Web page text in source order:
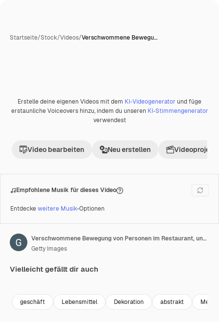
Startseite/Stock/Videos/Verschwommene Bewegu…
Premium
Erstelle deine eigenen Videos mit dem KI-Videogenerator und füge
erstaunliche Voiceovers hinzu, indem du unseren KI-Stimmengenerator
verwendest
Video bearbeiten Neu erstellen Videoprojekt
Empfohlene Musik für dieses Video
Entdeckeweitere Musik-Optionen
Verschwommene Bewegung von Personen im Restaurant, unscharfer Hintergrund
Getty Images
Vielleicht gefällt dir auch
geschäft Lebensmittel Dekoration abstrakt